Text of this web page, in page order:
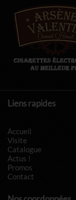
Liens rapides
Accueil
Visite
Catalogue
Actus !
Promos
Contact